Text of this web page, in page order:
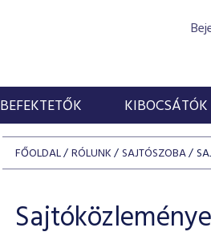
BEFEKTETŐK KIBOCSÁTÓK
FŐOLDAL RÓLUNK SAJTÓSZOBA